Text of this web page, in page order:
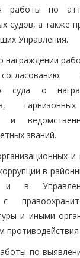
работы по
судов, а также
Управления.
награждении
с
суда о
и
званий.
в
в
с
и иными
противодействия
по